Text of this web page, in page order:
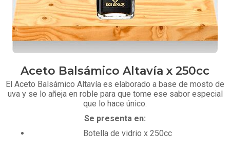
Aceto Balsámico Altavía x 250cc
El Aceto Balsámico Altavía es elaborado a base de mosto de
uva y se lo añeja en roble para que tome ese sabor especial
que lo hace único.
Se presenta en:
Botella de vidrio x 250cc